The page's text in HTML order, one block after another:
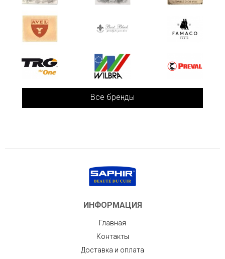
Все бренды
ИНФОРМАЦИЯ
Главная
Контакты
Доставка и оплата